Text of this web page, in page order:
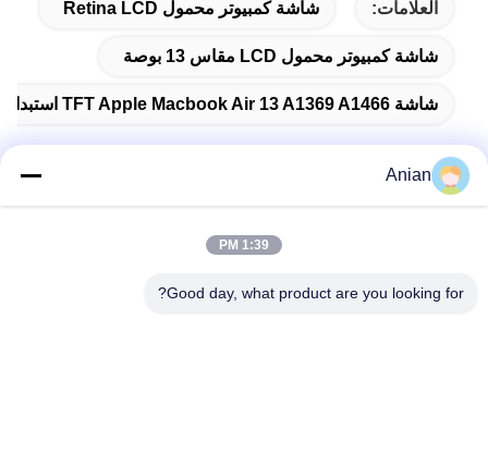
العلامات: شاشة كمبيوتر محمول Retina LCD
شاشة كمبيوتر محمول LCD مقاس 13 بوصة
شاشة TFT Apple Macbook Air 13 A1369 A1466 استبدال شاشة الكمبيوتر المحمول LED LCD
العنوان
Anian
1:39 PM
Good day, what product are you looking for?